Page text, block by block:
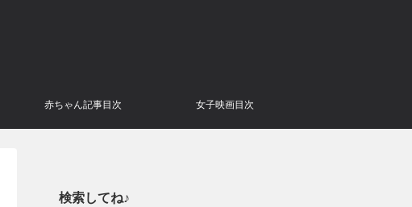
赤ちゃん記事目次 女子映画目次
検索してね♪